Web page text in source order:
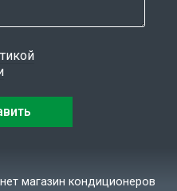
магазин кондиционеров